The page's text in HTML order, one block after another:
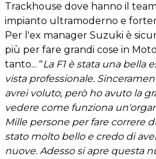
Trackhouse dove hanno il
impianto ultramoderno e
Per l'ex manager Suzuki è
più per fare grandi cose in
tanto... "La F1 è stata una bella
vista professionale.
avrei voluto, però ho avuto la
vedere come funziona
Mille persone per fare correre
stato molto bello e credo di
nuove. Adesso si apre questa